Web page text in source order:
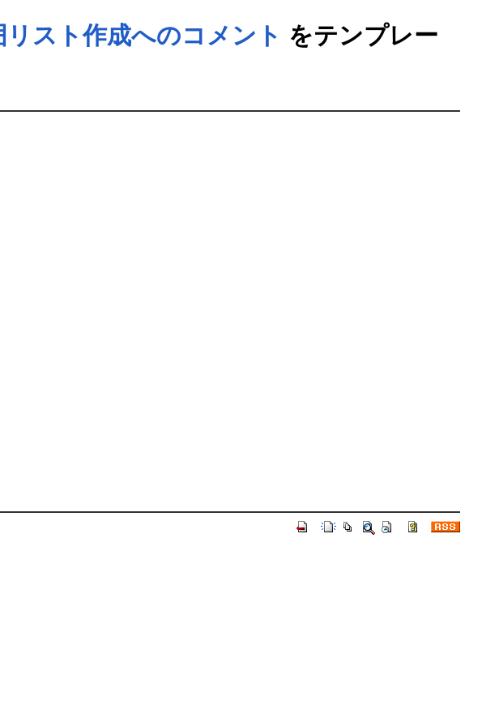
スト作成へのコメント をテンプレー